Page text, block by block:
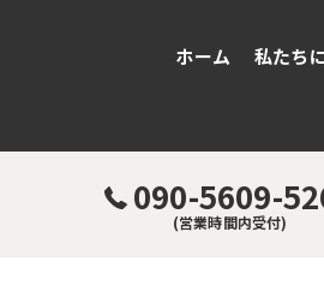
090-5609-
(営業時間内受付)
ホーム 私たち